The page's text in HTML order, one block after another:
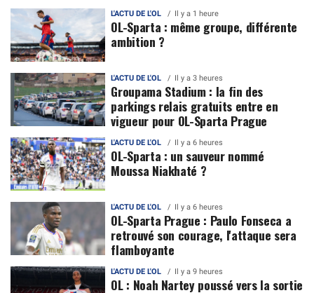
L'ACTU DE L'OL Il y a 1 heure
OL-Sparta : même groupe, différente
ambition ?
L'ACTU DE L'OL Il y a 3 heures
Groupama Stadium : la fin des
parkings relais gratuits entre en
vigueur pour OL-Sparta Prague
L'ACTU DE L'OL Il y a 6 heures
OL-Sparta : un sauveur nommé
Moussa Niakhaté ?
L'ACTU DE L'OL Il y a 6 heures
OL-Sparta Prague : Paulo Fonseca a
retrouvé son courage, l'attaque sera
flamboyante
L'ACTU DE L'OL Il y a 9 heures
OL : Noah Nartey poussé vers la sortie